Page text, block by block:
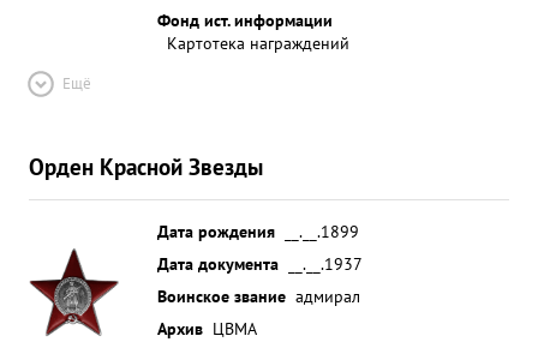
Фонд ист. информации
Картотека награждений
Ещё
Орден Красной Звезды
Дата рождения
__.__.1899
Дата документа
__.__.1937
Воинское звание адмирал
Архив ЦВМА